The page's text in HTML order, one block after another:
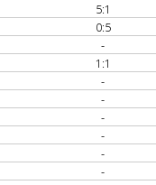
5:1
0:5
-
1:1
-
-
-
-
-
-